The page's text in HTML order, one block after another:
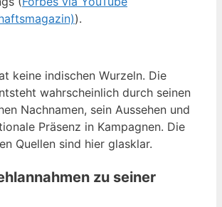
).
keine indischen Wurzeln. Die
wahrscheinlich durch seinen
Nachnamen, sein Aussehen und
Präsenz in Kampagnen. Die
Quellen sind hier glasklar.
zu seiner